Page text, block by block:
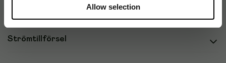
Allow selection
Strömtillförsel